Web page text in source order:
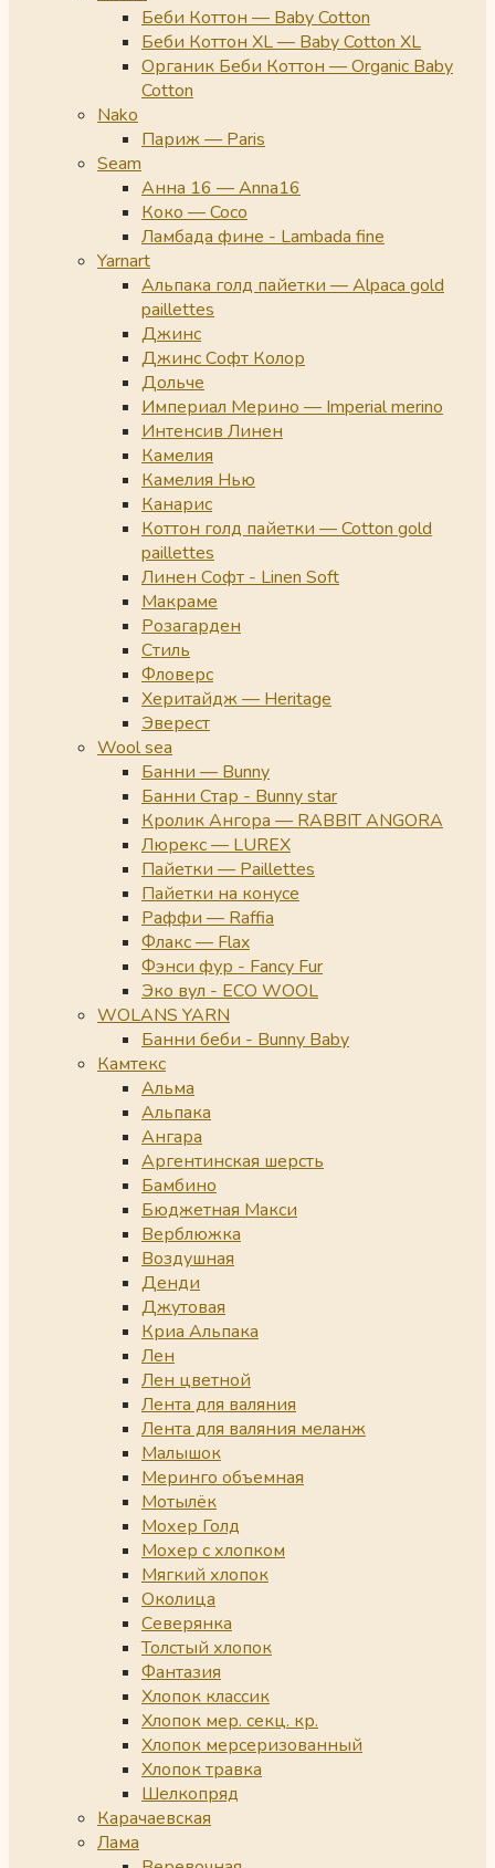
Беби Коттон — Baby Cotton
Беби Коттон XL — Baby Cotton XL
Органик Беби Коттон — Organic Baby
Cotton
Nako
Париж — Paris
Seam
Анна 16 — Anna16
Коко — Coco
Ламбада фине - Lambada fine
Yarnart
Альпака голд пайетки — Alpaca gold
paillettes
Джинс
Джинс Софт Колор
Дольче
Империал Мерино — Imperial merino
Интенсив Линен
Камелия
Камелия Нью
Канарис
Коттон голд пайетки — Cotton gold
paillettes
Линен Софт - Linen Soft
Макраме
Розагарден
Стиль
Фловерс
Херитайдж — Heritage
Эверест
Wool sea
Банни — Bunny
Банни Стар - Bunny star
Кролик Ангора — RABBIT ANGORA
Люрекс — LUREX
Пайетки — Paillettes
Пайетки на конусе
Раффи — Raffia
Флакс — Flax
Фэнси фур - Fancy Fur
Эко вул - ECO WOOL
WOLANS YARN
Банни беби - Bunny Baby
Камтекс
Альма
Альпака
Ангара
Аргентинская шерсть
Бамбино
Бюджетная Макси
Верблюжка
Воздушная
Денди
Джутовая
Криа Альпака
Лен
Лен цветной
Лента для валяния
Лента для валяния меланж
Малышок
Меринго объемная
Мотылёк
Мохер Голд
Мохер с хлопком
Мягкий хлопок
Околица
Северянка
Толстый хлопок
Фантазия
Хлопок классик
Хлопок мер. секц. кр.
Хлопок мерсеризованный
Хлопок травка
Шелкопряд
Карачаевская
Лама